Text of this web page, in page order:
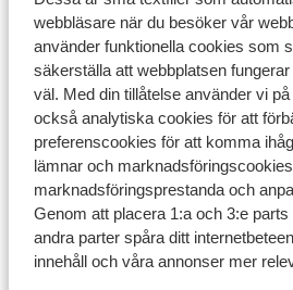
webbläsare när du besöker vår
använder funktionella cookies som
säkerställa att webbplatsen
väl. Med din tillåtelse använder vi
också analytiska cookies för att
preferenscookies för att komma
lämnar och
marknadsföringsprestanda och
Genom att placera 1:a och 3:e
andra parter spåra ditt
innehåll och våra annonser mer
kontanter. Det går också bra att
på många ställen.
Spänning:
Spänningen är 230 volt.
Resehandlingar: